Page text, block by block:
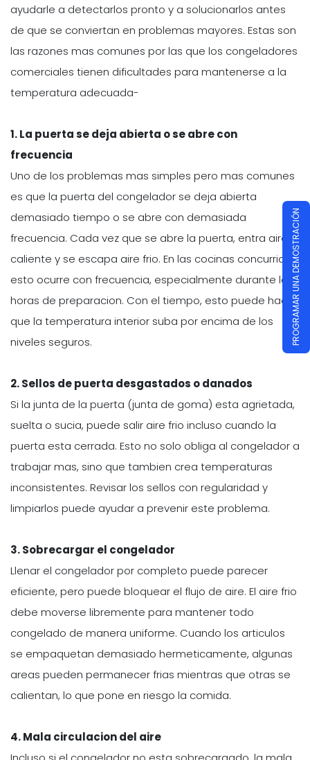
ayudarle a detectarlos pronto y a solucionarlos antes
de que se conviertan en problemas mayores. Estas son
las razones mas comunes por las que los congeladores
comerciales tienen dificultades para mantenerse a la
temperatura adecuada-
1. La puerta se deja abierta o se abre con
frecuencia
Uno de los problemas mas simples pero mas comunes
es que la puerta del congelador se deja abierta
demasiado tiempo o se abre con demasiada
frecuencia. Cada vez que se abre la puerta, entra aire
caliente y se escapa aire frio. En las cocinas concurridas,
esto ocurre con frecuencia, especialmente durante las
horas de preparacion. Con el tiempo, esto puede hacer
que la temperatura interior suba por encima de los
niveles seguros.
2. Sellos de puerta desgastados o danados
Si la junta de la puerta (junta de goma) esta agrietada,
suelta o sucia, puede salir aire frio incluso cuando la
puerta esta cerrada. Esto no solo obliga al congelador a
trabajar mas, sino que tambien crea temperaturas
inconsistentes. Revisar los sellos con regularidad y
limpiarlos puede ayudar a prevenir este problema.
3. Sobrecargar el congelador
Llenar el congelador por completo puede parecer
eficiente, pero puede bloquear el flujo de aire. El aire frio
debe moverse libremente para mantener todo
congelado de manera uniforme. Cuando los articulos
se empaquetan demasiado hermeticamente, algunas
areas pueden permanecer frias mientras que otras se
calientan, lo que pone en riesgo la comida.
4. Mala circulacion del aire
PROGRAMAR UNA DEMOSTRACIÓN